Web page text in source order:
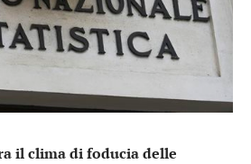
il clima di foducia delle